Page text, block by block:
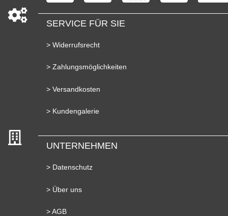
SERVICE FÜR SIE
> Widerrufsrecht
> Zahlungsmöglichkeiten
> Versandkosten
> Kundengalerie
UNTERNEHMEN
> Datenschutz
> Über uns
> AGB